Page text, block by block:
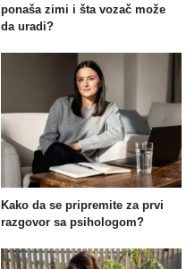
ponaša zimi i šta vozač može
da uradi?
Kako da se pripremite za prvi
razgovor sa psihologom?